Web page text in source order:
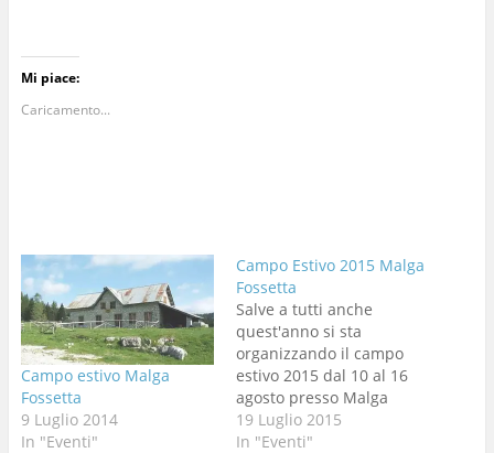
Mi piace:
Caricamento...
Campo estivo Malga
Fossetta
9 Luglio 2014
In "Eventi"
Campo Estivo 2015 Malga
Fossetta
Salve a tutti anche
quest'anno si sta
organizzando il campo
estivo 2015 dal 10 al 16
agosto presso Malga
Fossetta. Il Campo è
rivolto a chiunque abbia
19 Luglio 2015
In "Eventi"